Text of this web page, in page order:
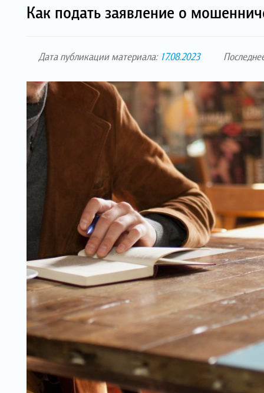
Как подать заявление о
Дата публикации материала: 17.08.2023